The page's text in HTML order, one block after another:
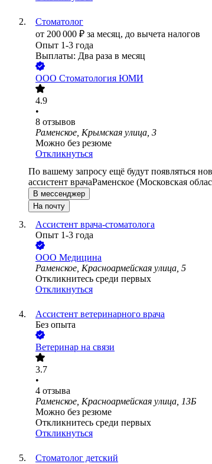
Стоматолог
от 200 000 ₽ за месяц, до вычета налогов
Опыт 1-3 года
Выплаты: Два раза в месяц
ООО Стоматология ЮМИ
4.9
•
8 отзывов
Раменское, Крымская улица, 3
Можно без резюме
Откликнуться
По вашему запросу ещё будут появляться
ассистент врачаРаменское (Московская
В мессенджер
На почту
Ассистент врача-стоматолога
Опыт 1-3 года
ООО Медицина
Раменское, Красноармейская улица, 5
Откликнитесь среди первых
Откликнуться
Ассистент ветеринарного врача
Без опыта
Ветеринар на связи
3.7
•
4 отзыва
Раменское, Красноармейская улица, 13Б
Можно без резюме
Откликнитесь среди первых
Откликнуться
Стоматолог детский